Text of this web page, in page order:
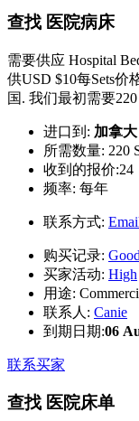
查找 医院病床
需要供应 Hospital
供USD $10每Sets价
国. 我们最初需要
进口到: 加拿大
所需数量: 220
收到的报价:24
频率: 每年
联系方式:
购买记录: Good
买家活动: High
用途:
联系人: Canie
到期日期:06
联系买家
查找 医院床单